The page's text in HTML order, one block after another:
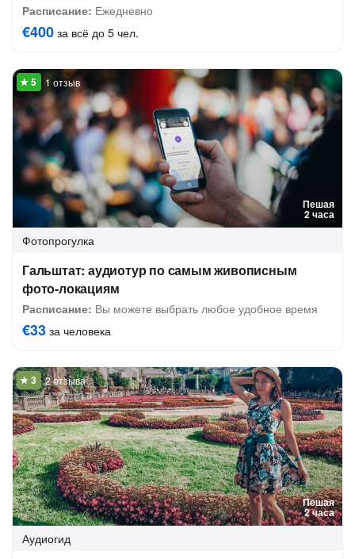
Расписание: Ежедневно
€400 за всё до 5 чел.
Пешая
2 часа
1 отзыв
Фотопрогулка
Гальштат: аудиотур по самым живописным
фото-локациям
Расписание: Вы можете выбрать любое удобное время
€33 за человека
Пешая
2 часа
2 отзыва
Аудиогид